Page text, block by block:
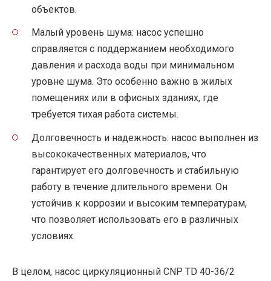
объектов.
Малый уровень шума: насос успешно
справляется с поддержанием необходимого
давления и расхода воды при минимальном
уровне шума. Это особенно важно в жилых
помещениях или в офисных зданиях, где
требуется тихая работа системы.
Долговечность и надежность: насос выполнен из
высококачественных материалов, что
гарантирует его долговечность и стабильную
работу в течение длительного времени. Он
устойчив к коррозии и высоким температурам,
что позволяет использовать его в различных
условиях.
В целом, насос циркуляционный CNP TD 40-36/2